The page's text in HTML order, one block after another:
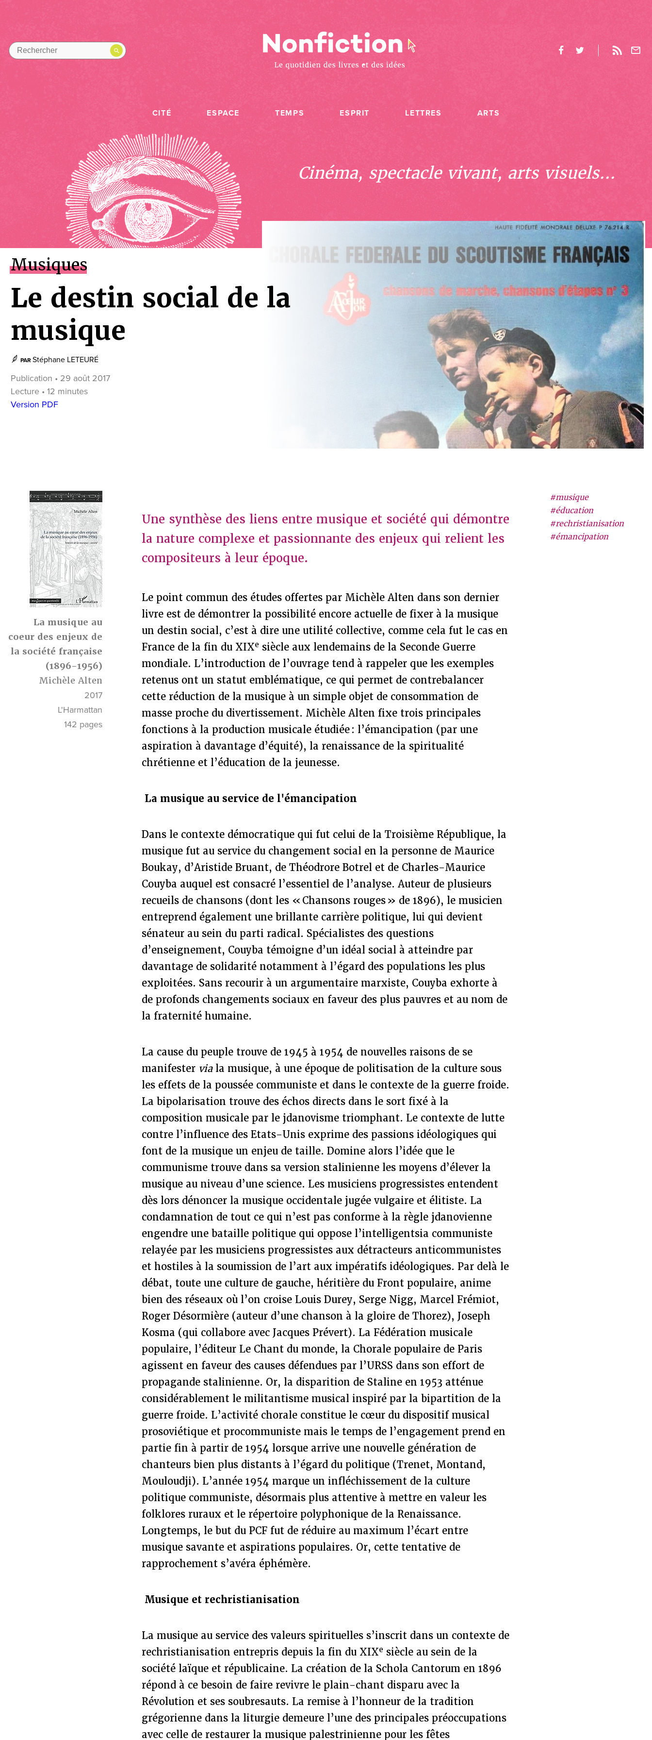
CITÉ ESPACE TEMPS ESPRIT LETTRES ARTS
Cinéma, spectacle vivant, arts visuels...
Musiques
Le destin social de la
musique
PAR Stéphane LETEURÉ
Publication • 29 août 2017
Lecture • 12 minutes
Version PDF
La musique au
coeur des enjeux de
la société française
(1896-1956)
Michèle Alten
2017
L'Harmattan
142 pages
#musique
#éducation
#rechristianisation
#émancipation
Une synthèse des liens entre musique et société qui démontre
la nature complexe et passionnante des enjeux qui relient les
compositeurs à leur époque.
Le point commun des études offertes par Michèle Alten dans son dernier
livre est de démontrer la possibilité encore actuelle de fixer à la musique
un destin social, c’est à dire une utilité collective, comme cela fut le cas en
France de la fin du XIXe siècle aux lendemains de la Seconde Guerre
mondiale. L’introduction de l’ouvrage tend à rappeler que les exemples
retenus ont un statut emblématique, ce qui permet de contrebalancer
cette réduction de la musique à un simple objet de consommation de
masse proche du divertissement. Michèle Alten fixe trois principales
fonctions à la production musicale étudiée : l’émancipation (par une
aspiration à davantage d’équité), la renaissance de la spiritualité
chrétienne et l’éducation de la jeunesse.
La musique au service de l'émancipation
Dans le contexte démocratique qui fut celui de la Troisième République, la
musique fut au service du changement social en la personne de Maurice
Boukay, d’Aristide Bruant, de Théodrore Botrel et de Charles-Maurice
Couyba auquel est consacré l’essentiel de l’analyse. Auteur de plusieurs
recueils de chansons (dont les « Chansons rouges » de 1896), le musicien
entreprend également une brillante carrière politique, lui qui devient
sénateur au sein du parti radical. Spécialistes des questions
d’enseignement, Couyba témoigne d’un idéal social à atteindre par
davantage de solidarité notamment à l’égard des populations les plus
exploitées. Sans recourir à un argumentaire marxiste, Couyba exhorte à
de profonds changements sociaux en faveur des plus pauvres et au nom de
la fraternité humaine.
La cause du peuple trouve de 1945 à 1954 de nouvelles raisons de se
manifester viala musique, à une époque de politisation de la culture sous
les effets de la poussée communiste et dans le contexte de la guerre froide.
La bipolarisation trouve des échos directs dans le sort fixé à la
composition musicale par le jdanovisme triomphant. Le contexte de lutte
contre l’influence des Etats-Unis exprime des passions idéologiques qui
font de la musique un enjeu de taille. Domine alors l’idée que le
communisme trouve dans sa version stalinienne les moyens d’élever la
musique au niveau d’une science. Les musiciens progressistes entendent
dès lors dénoncer la musique occidentale jugée vulgaire et élitiste. La
condamnation de tout ce qui n’est pas conforme à la règle jdanovienne
engendre une bataille politique qui oppose l’intelligentsia communiste
relayée par les musiciens progressistes aux détracteurs anticommunistes
et hostiles à la soumission de l’art aux impératifs idéologiques. Par delà le
débat, toute une culture de gauche, héritière du Front populaire, anime
bien des réseaux où l’on croise Louis Durey, Serge Nigg, Marcel Frémiot,
Roger Désormière (auteur d’une chanson à la gloire de Thorez), Joseph
Kosma (qui collabore avec Jacques Prévert). La Fédération musicale
populaire, l’éditeur Le Chant du monde, la Chorale populaire de Paris
agissent en faveur des causes défendues par l’URSS dans son effort de
propagande stalinienne. Or, la disparition de Staline en 1953 atténue
considérablement le militantisme musical inspiré par la bipartition de la
guerre froide. L’activité chorale constitue le cœur du dispositif musical
prosoviétique et procommuniste mais le temps de l’engagement prend en
partie fin à partir de 1954 lorsque arrive une nouvelle génération de
chanteurs bien plus distants à l’égard du politique (Trenet, Montand,
Mouloudji). L’année 1954 marque un infléchissement de la culture
politique communiste, désormais plus attentive à mettre en valeur les
folklores ruraux et le répertoire polyphonique de la Renaissance.
Longtemps, le but du PCF fut de réduire au maximum l’écart entre
musique savante et aspirations populaires. Or, cette tentative de
rapprochement s’avéra éphémère.
Musique et rechristianisation
La musique au service des valeurs spirituelles s’inscrit dans un contexte de
rechristianisation entrepris depuis la fin du XIXe siècle au sein de la
société laïque et républicaine. La création de la Schola Cantorum en 1896
répond à ce besoin de faire revivre le plain-chant disparu avec la
Révolution et ses soubresauts. La remise à l’honneur de la tradition
grégorienne dans la liturgie demeure l’une des principales préoccupations
avec celle de restaurer la musique palestrinienne pour les fêtes